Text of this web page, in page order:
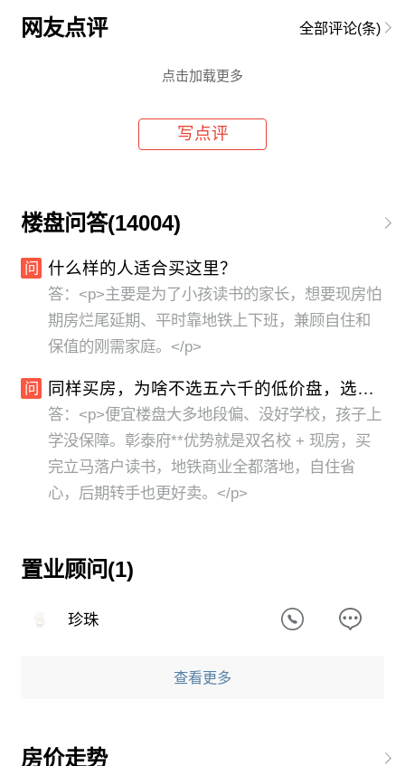
网友点评 全部评论(条)
点击加载更多
写点评
楼盘问答(14004)
问 什么样的人适合买这里？
答：<p>主要是为了小孩读书的家长，想要现房怕
期房烂尾延期、平时靠地铁上下班，兼顾自住和
保值的刚需家庭。</p>
问 同样买房，为啥不选五六千的低价盘，选彰泰府？
答：<p>便宜楼盘大多地段偏、没好学校，孩子上
学没保障。彰泰府**优势就是双名校 + 现房，买
完立马落户读书，地铁商业全都落地，自住省
心，后期转手也更好卖。</p>
置业顾问(1)
珍珠
查看更多
房价走势